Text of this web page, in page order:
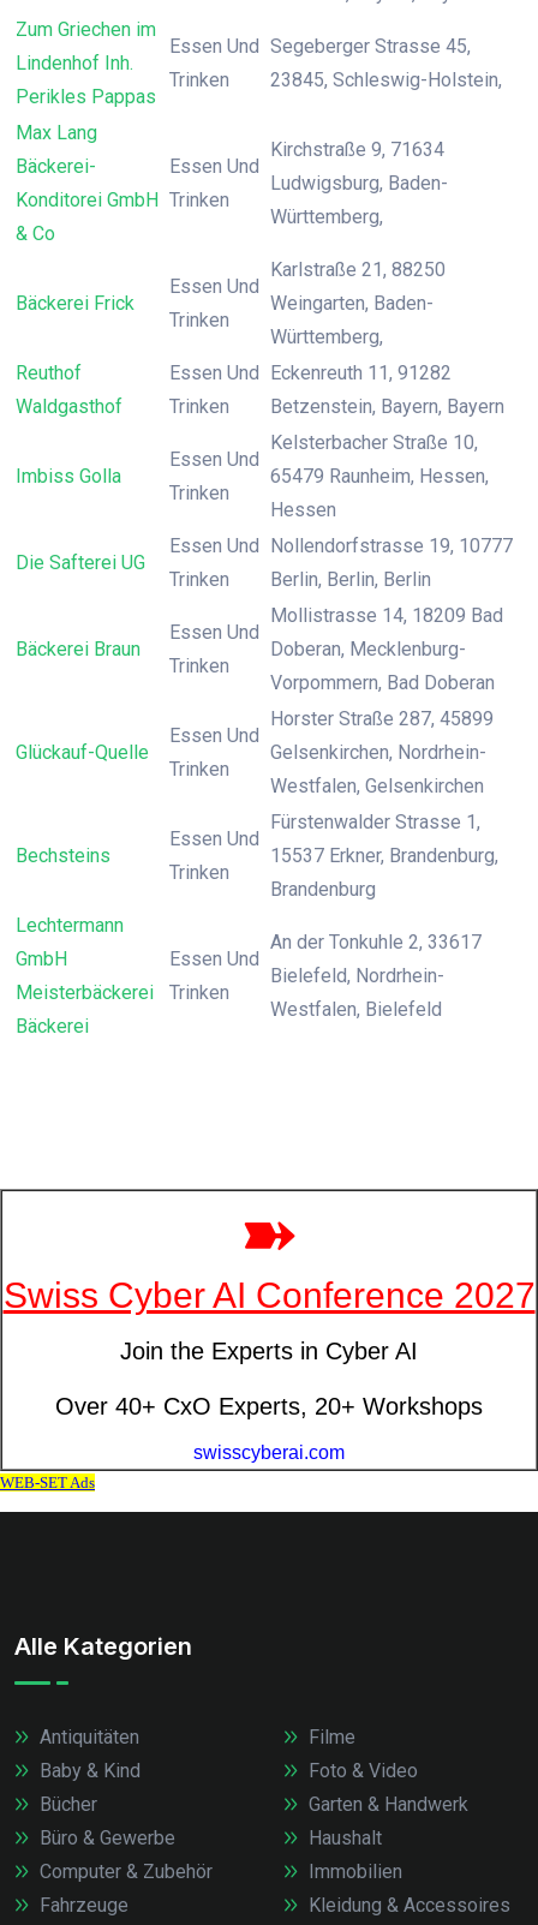
Zum Griechen im
Lindenhof Inh.
Perikles Pappas
Essen Und
Trinken
Segeberger Strasse 45,
23845, Schleswig-Holstein,
Max Lang
Bäckerei-
Konditorei GmbH
& Co
Essen Und
Trinken
Kirchstraße 9, 71634
Ludwigsburg, Baden-
Württemberg,
Bäckerei Frick
Essen Und
Trinken
Karlstraße 21, 88250
Weingarten, Baden-
Württemberg,
Reuthof
Waldgasthof
Essen Und
Trinken
Eckenreuth 11, 91282
Betzenstein, Bayern, Bayern
Imbiss Golla
Essen Und
Trinken
Kelsterbacher Straße 10,
65479 Raunheim, Hessen,
Hessen
Die Safterei UG
Essen Und
Trinken
Nollendorfstrasse 19, 10777
Berlin, Berlin, Berlin
Bäckerei Braun
Essen Und
Trinken
Mollistrasse 14, 18209 Bad
Doberan, Mecklenburg-
Vorpommern, Bad Doberan
Glückauf-Quelle
Essen Und
Trinken
Horster Straße 287, 45899
Gelsenkirchen, Nordrhein-
Westfalen, Gelsenkirchen
Bechsteins
Essen Und
Trinken
Fürstenwalder Strasse 1,
15537 Erkner, Brandenburg,
Brandenburg
Lechtermann
GmbH
Meisterbäckerei
Bäckerei
Essen Und
Trinken
An der Tonkuhle 2, 33617
Bielefeld, Nordrhein-
Westfalen, Bielefeld
Alle Kategorien
Antiquitäten
Baby & Kind
Bücher
Büro & Gewerbe
Computer & Zubehör
Fahrzeuge
Filme
Foto & Video
Garten & Handwerk
Haushalt
Immobilien
Kleidung & Accessoires